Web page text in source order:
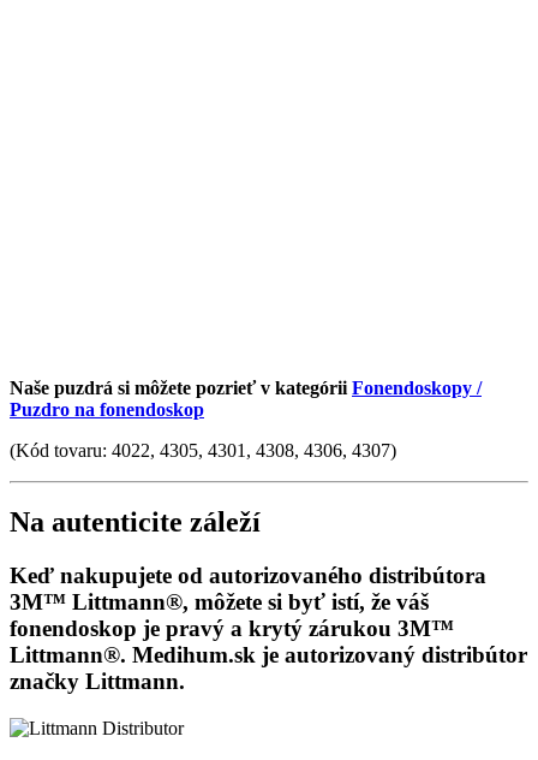
Naše puzdrá si môžete pozrieť v kategórii Fonendoskopy /
Puzdro na fonendoskop
(Kód tovaru: 4022, 4305, 4301, 4308, 4306, 4307)
Na autenticite záleží
Keď nakupujete od autorizovaného distribútora
3M™ Littmann®, môžete si byť istí, že váš
fonendoskop je pravý a krytý zárukou 3M™
Littmann®. Medihum.sk je autorizovaný distribútor
značky Littmann.